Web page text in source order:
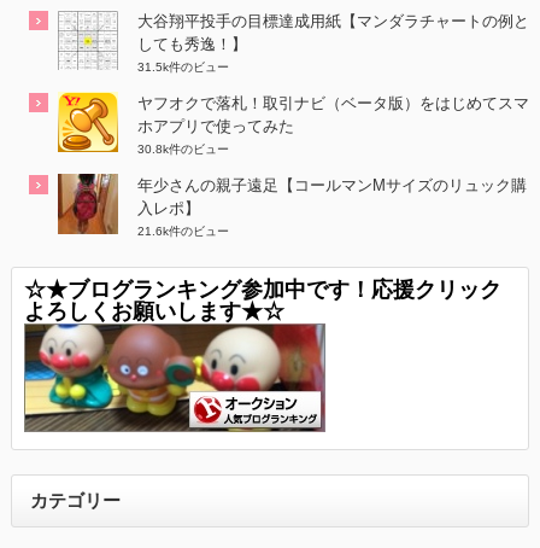
大谷翔平投手の目標達成用紙【マンダラチャートの例と
しても秀逸！】
31.5k件のビュー
ヤフオクで落札！取引ナビ（ベータ版）をはじめてスマ
ホアプリで使ってみた
30.8k件のビュー
年少さんの親子遠足【コールマンMサイズのリュック購
入レポ】
21.6k件のビュー
☆★ブログランキング参加中です！応援クリック
よろしくお願いします★☆
カテゴリー